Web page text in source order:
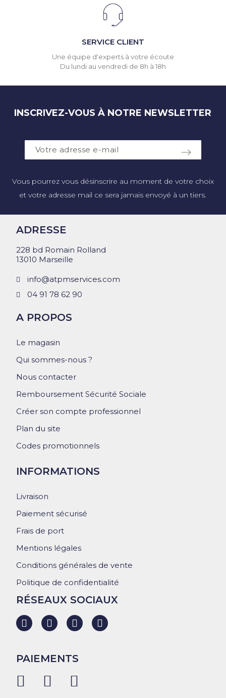
SERVICE CLIENT
Une équipe d'experts à votre écoute
Du lundi au vendredi de 8h à 18h
INSCRIVEZ-VOUS À NOTRE NEWSLETTER
Vous pourrez vous désinscrire au moment de votre choix
et votre adresse mail ce sera jamais envoyé à un tiers.
ADRESSE
228 bd Romain Rolland
13010 Marseille
info@atpmservices.com
04 91 78 62 90
A PROPOS
Le magasin
Qui sommes-nous ?
Nous contacter
Remboursement Sécurité Sociale
Créer son compte professionnel
Plan du site
Codes promotionnels
INFORMATIONS
Livraison
Paiement sécurisé
Frais de port
Mentions légales
Conditions générales de vente
Politique de confidentialité
RÉSEAUX SOCIAUX
PAIEMENTS